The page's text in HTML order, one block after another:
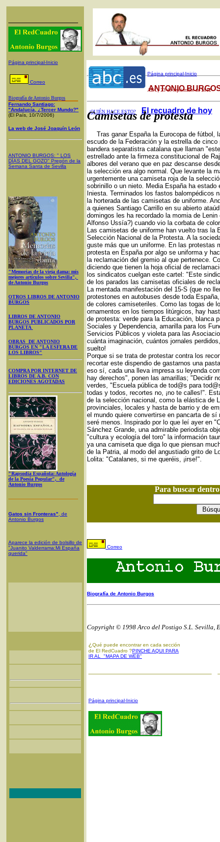
Página principal-Inicio
Correo
Biografía de Antonio Burgos
Fernando Santiago:
"Andalucía, ¿Tercer Mundo?"
(El País, 10/7/2006)
La web de José Joaquín León
ANTONIO BURGOS: " LOS
DÍAS DEL GOZO" Pregón de la
Semana Santa de Sevilla
"Memorias de la vieja dama: mis
mejores artículos sobre Sevilla",
de Antonio Burgos
OTROS LIBROS DE ANTONIO
BURGOS
LIBROS DE ANTONIO
BURGOS PUBLICADOS POR
PLANETA
OBRAS DE ANTONIO
BURGOS EN "LA ESFERA DE
LOS LIBROS"
COMPRA POR INTERNET DE
LIBROS DE A.B. CON
EDICIONES AGOTADAS
"Rapsodia Española: Antología
de la Poesía Popular", de
Antonio Burgos
Gatos sin Fronteras" , de
Antonio Burgos
Aparece la edición de bolsillo de
"Juanito Valderrama:Mi España
querida"
Página principal-Inicio
ABC, 23 de septiembre de 2012
¿QUIÉN HACE ESTO? El recuadro de hoy
ANTONIO
Camisetas de protesta
Tras ganar España la Eurocopa de fútbol,
escudo de la Federación y la estrella de
bandera separatistra catalana que llaman
estrellado ante la firmeza constitucional de
albores del verano que en paz descanse
la selección era algo normal. Que levante la
urgentemente una camiseta roja de la
sobrinillo o un nieto. Media España ha
Iniesta. Terminados los fastos balompédicos
la horterada de las camisetas de uniforme.
a quienes Santiago Carrillo en su abierto
domingos les ha recordado la momia de
Alfonso Ussía?) cuando vio la corbata de
Las camisetas de uniforme han vuelto tras
Selección Nacional de la Protesta. A la
guste más que un uniforme. En las protestas
protesta en España por algo se uniforma y
la reclamación del gremio al que pertenece.
diciendo que tienen la hoja oficial de
los sindicatos cuelgan este cartel: "Este
de los parados las camisetas oficiales de
La mentada manifestación del 15-S (que no
protestones en autobuses desde toda
de colores camiseteriles. Como las togas de
ornamentos en los tiempos litúrgicos, hay
de protesta: verde para la Educación, blanca
Sociales y Dependencia, amarilla para los
Servicios Públicos y violeta para las
cuánta imaginación, cuántos jornales
suelto!
Porque si se trata de protestar contra los
recortar este dispendio de gastarnos una
eso sí, cada una lleva impresa su leyenda
hay derechos", ponen las amarillas; "Decidir
verdes, "Escuela pública de tod@s para
todas y todos, recortes no, ¡no te calles!".
de la selección nacional, como la elástica de
provinciales, locales y hasta de barrio y de
el mundo quiere convertirse en pancarta de
seré menos. Inspirado por lo que leí ayer en
Sánchez Grande, una admirable periodista
"cultura y ecología del toro" la información
ya una camiseta que diga lo que piensan
de la Patria, al modo del angustiado grito de
Lolita: "Catalanes, si me queréis, ¡irse!".
Para buscar
Correo
Biografía de Antonio Burgos
Copyright © 1998 Arco del Postigo S.L. Sevilla,
¿ Qué puede encontrar en cada sección
de El RedCuadro ?PINCHE AQUI PARA
IR AL "MAPA DE WEB"
Página principal-Inicio